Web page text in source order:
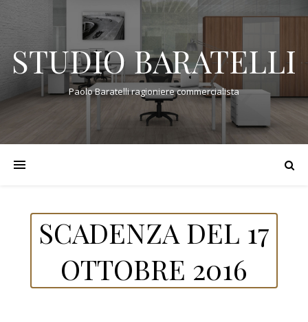
STUDIO BARATELLI
Paolo Baratelli ragioniere commercialista
SCADENZA DEL 17
OTTOBRE 2016